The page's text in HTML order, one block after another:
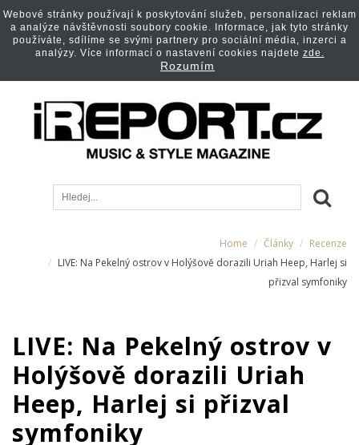
Home Články
Recenze
LIVE: Na Pekelný ostrov v Holýšově dorazili Uriah Heep, Harlej si
přizval symfoniky
LIVE: Na Pekelný ostrov v
Holýšově dorazili Uriah
Heep, Harlej si přizval
symfoniky
Webové stránky používají k poskytování služeb, personalizaci reklam
a analýze návštěvnosti soubory cookie. Informace, jak tyto stránky
používáte, sdílíme se svými partnery pro sociální média, inzerci a
analýzy. Více informací o nastavení cookies najdete zde.
Rozumím